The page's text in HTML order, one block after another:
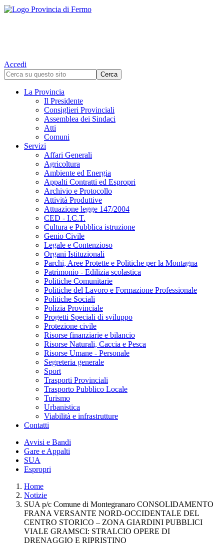
Accedi
La Provincia
Il Presidente
Consiglieri Provinciali
Assemblea dei Sindaci
Atti
Comuni
Servizi
Affari Generali
Agricoltura
Ambiente ed Energia
Appalti Contratti ed Espropri
Archivio e Protocollo
Attività Produttive
Attuazione legge 147/2004
CED - I.C.T.
Cultura e Pubblica istruzione
Genio Civile
Legale e Contenzioso
Organi Istituzionali
Parchi, Aree Protette e Politiche per la Montagna
Patrimonio - Edilizia scolastica
Politiche Comunitarie
Politiche del Lavoro e Formazione Professionale
Politiche Sociali
Polizia Provinciale
Progetti Speciali di sviluppo
Protezione civile
Risorse finanziarie e bilancio
Risorse Naturali, Caccia e Pesca
Risorse Umane - Personale
Segreteria generale
Sport
Trasporti Provinciali
Trasporto Pubblico Locale
Turismo
Urbanistica
Viabilità e infrastrutture
Contatti
Avvisi e Bandi
Gare e Appalti
SUA
Espropri
Home
Notizie
SUA p/c Comune di Montegranaro CONSOLIDAMENTO
FRANA VERSANTE NORD-OCCIDENTALE DEL
CENTRO STORICO – ZONA GIARDINI PUBBLICI
VIALE GRAMSCI: STRALCIO OPERE DI
DRENAGGIO E RIPRISTINO